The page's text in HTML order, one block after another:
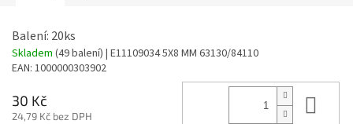
Balení: 20ks
Skladem (49 balení) | E11109034 5X8 MM 63130/84110
EAN: 1000000303902
30 Kč
24,79 Kč bez DPH